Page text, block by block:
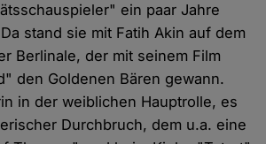
ein paar Jahre
stand sie mit Fatih Akin auf dem
Berlinale, der mit seinem Film
den Goldenen Bären gewann.
in der weiblichen Hauptrolle, es
Durchbruch, dem u.a. eine